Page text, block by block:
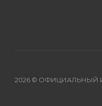
2026 © ОФИЦИАЛЬНЫЙ